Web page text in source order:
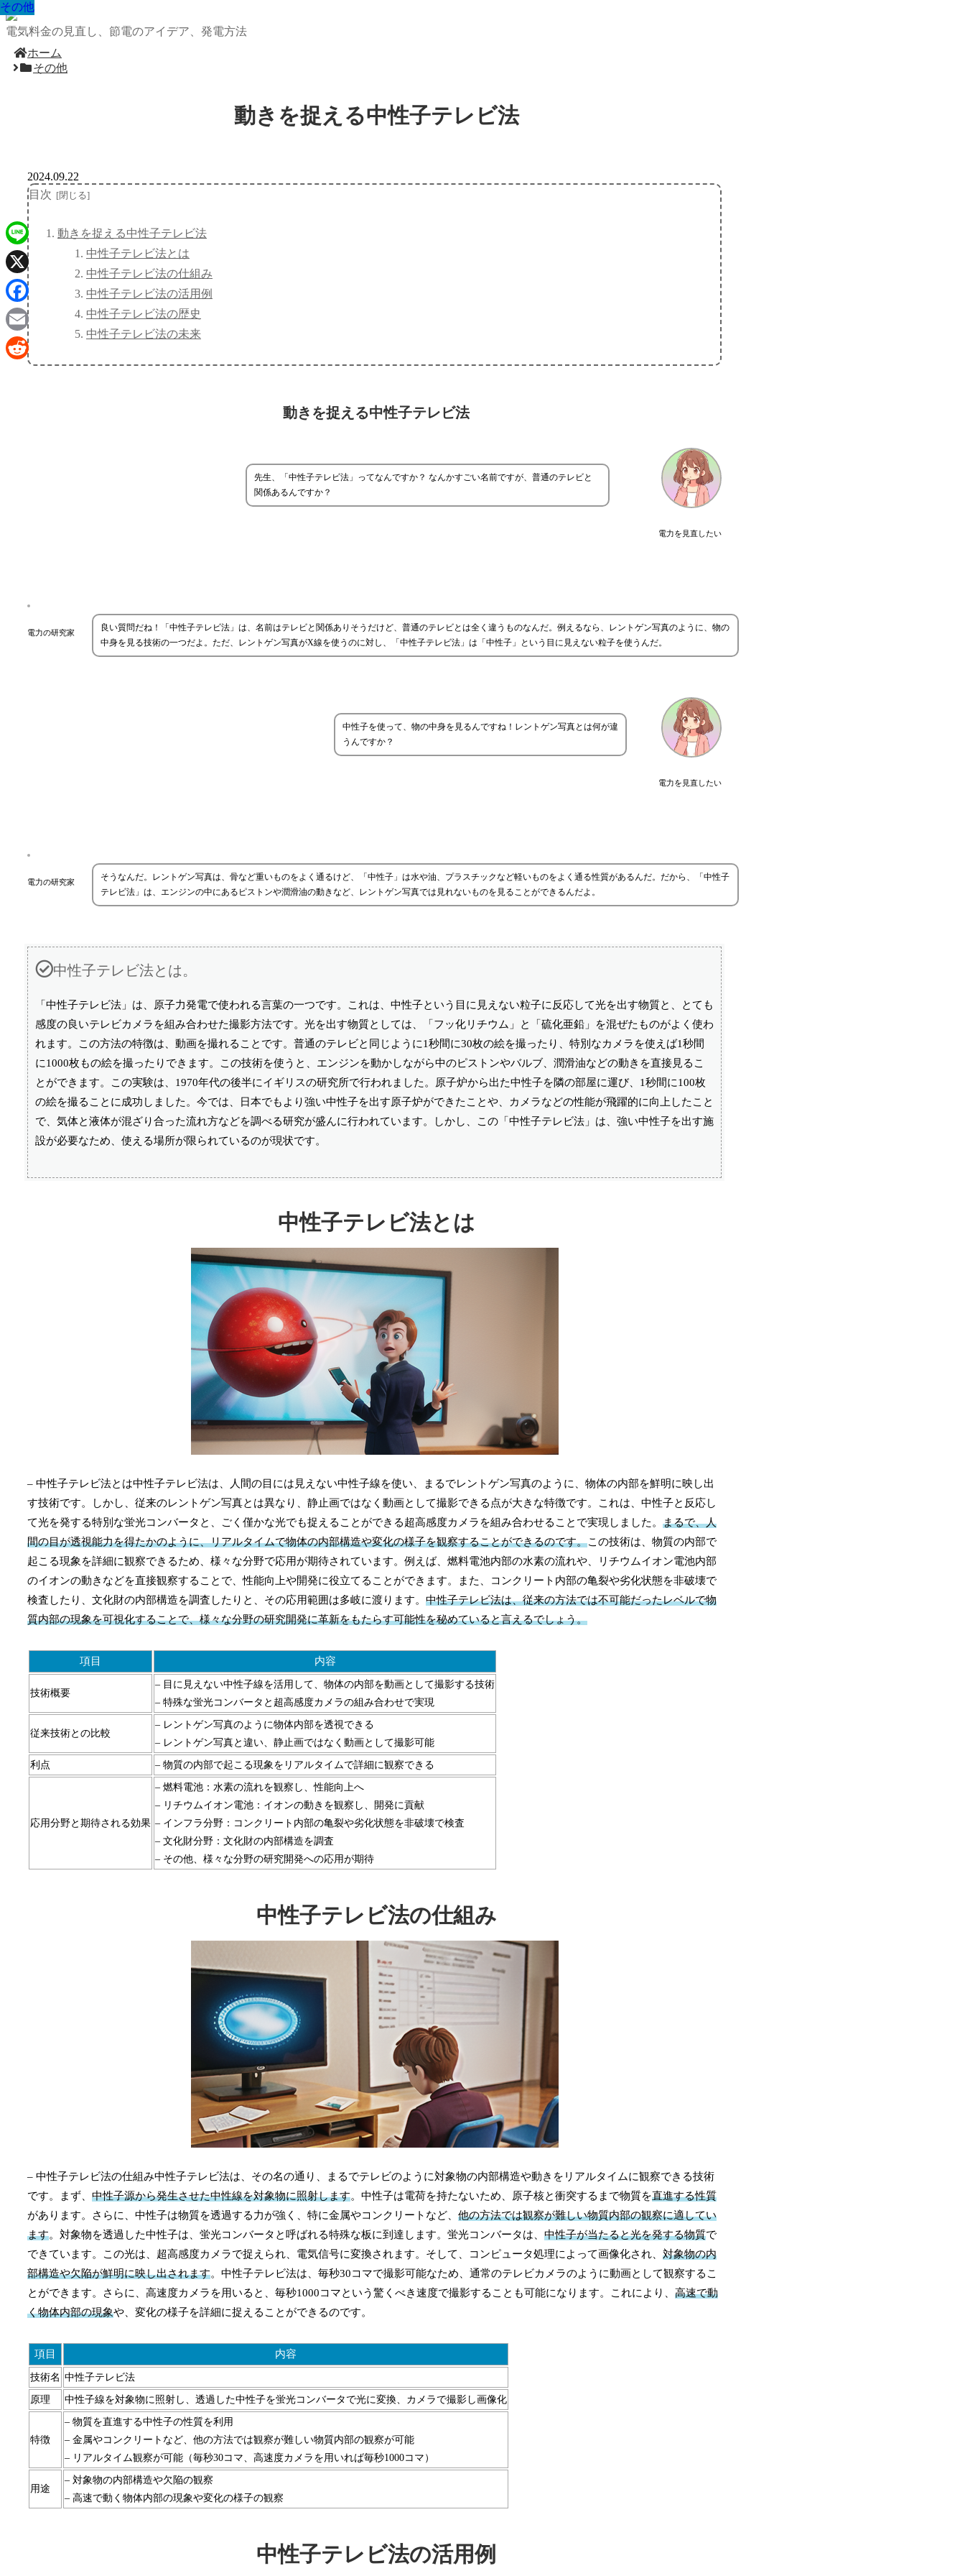
電気料金の見直し、節電のアイデア、発電方法
ホーム
その他
動きを捉える中性子テレビ法
その他
2024.09.22
目次
動きを捉える中性子テレビ法
中性子テレビ法とは
中性子テレビ法の仕組み
中性子テレビ法の活用例
中性子テレビ法の歴史
中性子テレビ法の未来
動きを捉える中性子テレビ法
電力を見直したい
先生、「中性子テレビ法」ってなんですか？ なんかすごい名前ですが、普通のテレビと
関係あるんですか？
電力の研究家
良い質問だね！「中性子テレビ法」は、名前はテレビと関係ありそうだけど、普通のテレビとは全く違うものなんだ。例えるなら、レントゲン写真のように、物の
中身を見る技術の一つだよ。ただ、レントゲン写真がX線を使うのに対し、「中性子テレビ法」は「中性子」という目に見えない粒子を使うんだ。
電力を見直したい
中性子を使って、物の中身を見るんですね！レントゲン写真とは何が違
うんですか？
電力の研究家
そうなんだ。レントゲン写真は、骨など重いものをよく通るけど、「中性子」は水や油、プラスチックなど軽いものをよく通る性質があるんだ。だから、「中性子
テレビ法」は、エンジンの中にあるピストンや潤滑油の動きなど、レントゲン写真では見れないものを見ることができるんだよ。
中性子テレビ法とは。
「中性子テレビ法」は、原子力発電で使われる言葉の一つです。これは、中性子という目に見えない粒子に反応して光を出す物質と、とても
感度の良いテレビカメラを組み合わせた撮影方法です。光を出す物質としては、「フッ化リチウム」と「硫化亜鉛」を混ぜたものがよく使わ
れます。この方法の特徴は、動画を撮れることです。普通のテレビと同じように1秒間に30枚の絵を撮ったり、特別なカメラを使えば1秒間
に1000枚もの絵を撮ったりできます。この技術を使うと、エンジンを動かしながら中のピストンやバルブ、潤滑油などの動きを直接見るこ
とができます。この実験は、1970年代の後半にイギリスの研究所で行われました。原子炉から出た中性子を隣の部屋に運び、1秒間に100枚
の絵を撮ることに成功しました。今では、日本でもより強い中性子を出す原子炉ができたことや、カメラなどの性能が飛躍的に向上したこと
で、気体と液体が混ざり合った流れ方などを調べる研究が盛んに行われています。しかし、この「中性子テレビ法」は、強い中性子を出す施
設が必要なため、使える場所が限られているのが現状です。
中性子テレビ法とは
– 中性子テレビ法とは中性子テレビ法は、人間の目には見えない中性子線を使い、まるでレントゲン写真のように、物体の内部を鮮明に映し出
す技術です。しかし、従来のレントゲン写真とは異なり、静止画ではなく動画として撮影できる点が大きな特徴です。これは、中性子と反応し
て光を発する特別な蛍光コンバータと、ごく僅かな光でも捉えることができる超高感度カメラを組み合わせることで実現しました。 まるで、人
間の目が透視能力を得たかのように、リアルタイムで物体の内部構造や変化の様子を観察することができるのです。この技術は、物質の内部で
起こる現象を詳細に観察できるため、様々な分野で応用が期待されています。例えば、燃料電池内部の水素の流れや、リチウムイオン電池内部
のイオンの動きなどを直接観察することで、性能向上や開発に役立てることができます。また、コンクリート内部の亀裂や劣化状態を非破壊で
検査したり、文化財の内部構造を調査したりと、その応用範囲は多岐に渡ります。 中性子テレビ法は、従来の方法では不可能だったレベルで物
質内部の現象を可視化することで、様々な分野の研究開発に革新をもたらす可能性を秘めていると言えるでしょう。
項目 内容
技術概要
– 目に見えない中性子線を活用して、物体の内部を動画として撮影する技術
– 特殊な蛍光コンバータと超高感度カメラの組み合わせで実現
従来技術との比較
– レントゲン写真のように物体内部を透視できる
– レントゲン写真と違い、静止画ではなく動画として撮影可能
利点 – 物質の内部で起こる現象をリアルタイムで詳細に観察できる
応用分野と期待される効果
– 燃料電池：水素の流れを観察し、性能向上へ
– リチウムイオン電池：イオンの動きを観察し、開発に貢献
– インフラ分野：コンクリート内部の亀裂や劣化状態を非破壊で検査
– 文化財分野：文化財の内部構造を調査
– その他、様々な分野の研究開発への応用が期待
中性子テレビ法の仕組み
– 中性子テレビ法の仕組み中性子テレビ法は、その名の通り、まるでテレビのように対象物の内部構造や動きをリアルタイムに観察できる技術
です。まず、 中性子源から発生させた中性線を対象物に照射します。中性子は電荷を持たないため、原子核と衝突するまで物質を直進する性質
があります。さらに、中性子は物質を透過する力が強く、特に金属やコンクリートなど、 他の方法では観察が難しい物質内部の観察に適してい
ます。対象物を透過した中性子は、蛍光コンバータと呼ばれる特殊な板に到達します。蛍光コンバータは、 中性子が当たると光を発する物質で
できています。この光は、超高感度カメラで捉えられ、電気信号に変換されます。そして、コンピュータ処理によって画像化され、 対象物の内
部構造や欠陥が鮮明に映し出されます。中性子テレビ法は、毎秒30コマで撮影可能なため、通常のテレビカメラのように動画として観察するこ
とができます。さらに、高速度カメラを用いると、毎秒1000コマという驚くべき速度で撮影することも可能になります。これにより、 高速で動
く物体内部の現象や、変化の様子を詳細に捉えることができるのです。
項目 内容
技術名 中性子テレビ法
原理 中性子線を対象物に照射し、透過した中性子を蛍光コンバータで光に変換、カメラで撮影し画像化
特徴
– 物質を直進する中性子の性質を利用
– 金属やコンクリートなど、他の方法では観察が難しい物質内部の観察が可能
– リアルタイム観察が可能（毎秒30コマ、高速度カメラを用いれば毎秒1000コマ）
用途
– 対象物の内部構造や欠陥の観察
– 高速で動く物体内部の現象や変化の様子の観察
中性子テレビ法の活用例
その他
その他
その他
その他
その他
その他
その他
その他
Line
X
Facebook
Email